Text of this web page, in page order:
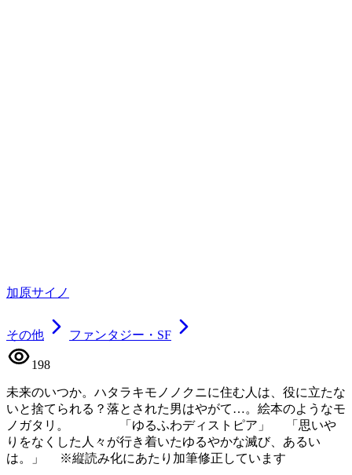
加原サイノ
その他 ファンタジー・SF
198
未来のいつか。ハタラキモノノクニに住む人は、役に立たな
いと捨てられる？落とされた男はやがて…。絵本のようなモ
ノガタリ。 「ゆるふわディストピア」 「思いや
りをなくした人々が行き着いたゆるやかな滅び、あるい
は。」 ※縦読み化にあたり加筆修正しています